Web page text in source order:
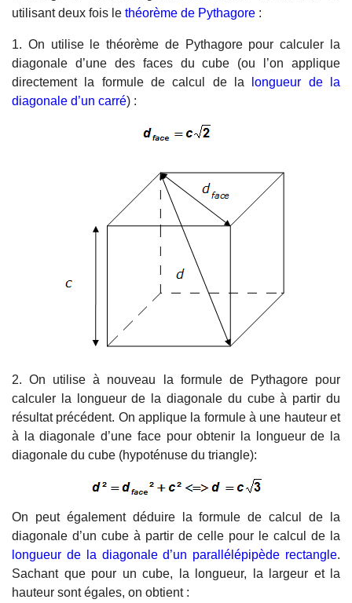
utilisant deux fois le théorème de Pythagore :
1. On utilise le théorème de Pythagore pour calculer la
diagonale d’une des faces du cube (ou l’on applique
directement la formule de calcul de la
longueur de la
diagonale d’un carré) :
2. On utilise à nouveau la formule de Pythagore pour
calculer la longueur de la diagonale du cube à partir du
résultat précédent. On applique la formule à une hauteur et
à la diagonale d’une face pour obtenir la longueur de la
diagonale du cube (hypoténuse du triangle):
On peut également déduire la formule de calcul de la
diagonale d’un cube à partir de celle pour le calcul de la
longueur de la diagonale d’un parallélépipède rectangle.
Sachant que pour un cube, la longueur, la largeur et la
hauteur sont égales, on obtient :